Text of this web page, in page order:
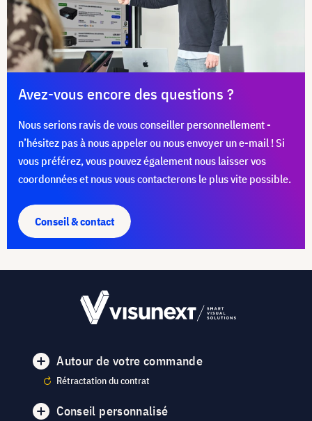
Avez-vous encore des questions ?
Nous serions ravis de vous conseiller personnellement -
n’hésitez pas à nous appeler ou nous envoyer un e-mail ! Si
vous préférez, vous pouvez également nous laisser vos
coordonnées et nous vous contacterons le plus vite possible.
Conseil & contact
Autour de votre commande
Rétractation du contrat
Conseil personnalisé